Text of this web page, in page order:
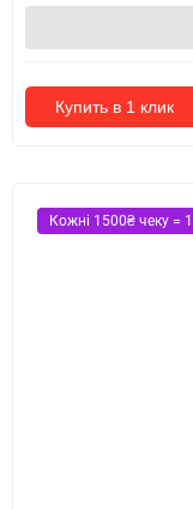
Купить в 1 клик
Кожні 1500₴ чеку =